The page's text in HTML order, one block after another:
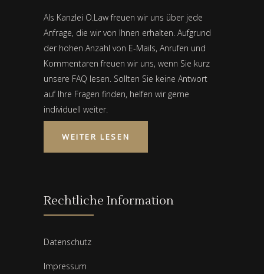
Als Kanzlei O.Law freuen wir uns über jede
Anfrage, die wir von Ihnen erhalten. Aufgrund
der hohen Anzahl von E-Mails, Anrufen und
Kommentaren freuen wir uns, wenn Sie kurz
unsere FAQ lesen. Sollten Sie keine Antwort
auf Ihre Fragen finden, helfen wir gerne
individuell weiter.
WEITER LESEN
Rechtliche Information
Datenschutz
Impressum